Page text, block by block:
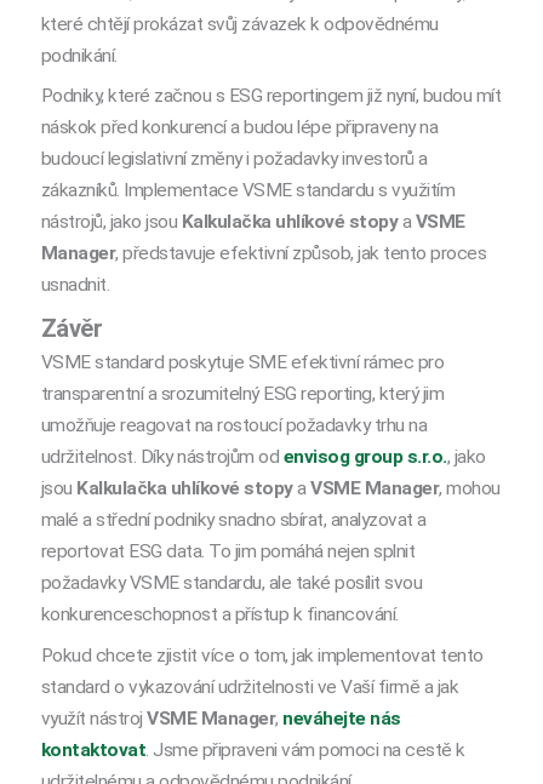
které chtějí prokázat svůj závazek k odpovědnému
podnikání.
Podniky, které začnou s ESG reportingem již nyní, budou mít
náskok před konkurencí a budou lépe připraveny na
budoucí legislativní změny i požadavky investorů a
zákazníků. Implementace VSME standardu s využitím
nástrojů, jako jsou Kalkulačka uhlíkové stopyaVSME
Manager, představuje efektivní způsob, jak tento proces
usnadnit.
Závěr
VSME standard poskytuje SME efektivní rámec pro
transparentní a srozumitelný ESG reporting, který jim
umožňuje reagovat na rostoucí požadavky trhu na
udržitelnost. Díky nástrojům od envisog group s.r.o., jako
jsou Kalkulačka uhlíkové stopyaVSME Manager, mohou
malé a střední podniky snadno sbírat, analyzovat a
reportovat ESG data. To jim pomáhá nejen splnit
požadavky VSME standardu, ale také posílit svou
konkurenceschopnost a přístup k financování.
Pokud chcete zjistit více o tom, jak implementovat tento
standard o vykazování udržitelnosti ve Vaší firmě a jak
využít nástrojVSME Manager, neváhejte nás
kontaktovat. Jsme připraveni vám pomoci na cestě k